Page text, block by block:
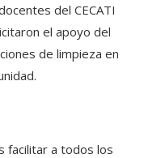
del CECATI
el apoyo del
de limpieza en
facilitar a todos los